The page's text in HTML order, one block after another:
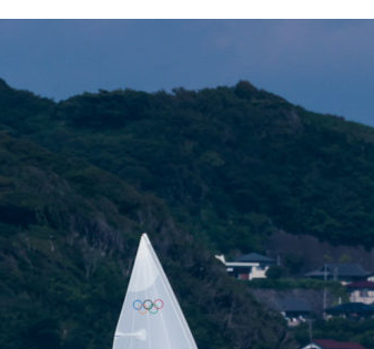
Verne